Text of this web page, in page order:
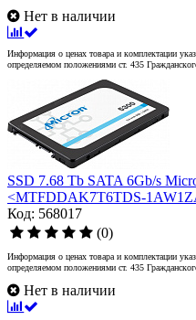
Нет в наличии
Информация о ценах товара и комплектации
определяемом положениями ст. 435
SSD 7.68 Tb SATA 6Gb/s
<MTFDDAK7T6TDS-
Код: 568017
(0)
Информация о ценах товара и комплектации
определяемом положениями ст. 435
Нет в наличии